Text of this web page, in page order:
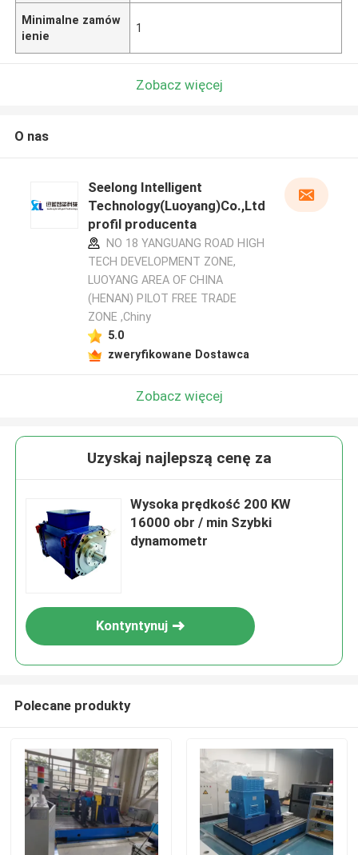
Do domu
Minimalne zamów
ienie
1
Zobacz więcej
O nas
Seelong Intelligent
Technology(Luoyang)Co.,Ltd
profil producenta
NO 18 YANGUANG ROAD HIGH
TECH DEVELOPMENT ZONE,
LUOYANG AREA OF CHINA
(HENAN) PILOT FREE TRADE
ZONE ,Chiny
5.0
zweryfikowane Dostawca
Zobacz więcej
Uzyskaj najlepszą cenę za
Wysoka prędkość 200 KW
16000 obr / min Szybki
dynamometr
Kontyntynuj
Polecane produkty